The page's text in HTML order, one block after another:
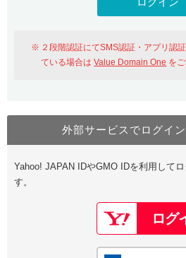
２段階認証にてSMS認証・アプリ認
ている場合はValue Domain One を
外部サービスでログイン
Yahoo! JAPAN IDやGMO IDを利用して
す。